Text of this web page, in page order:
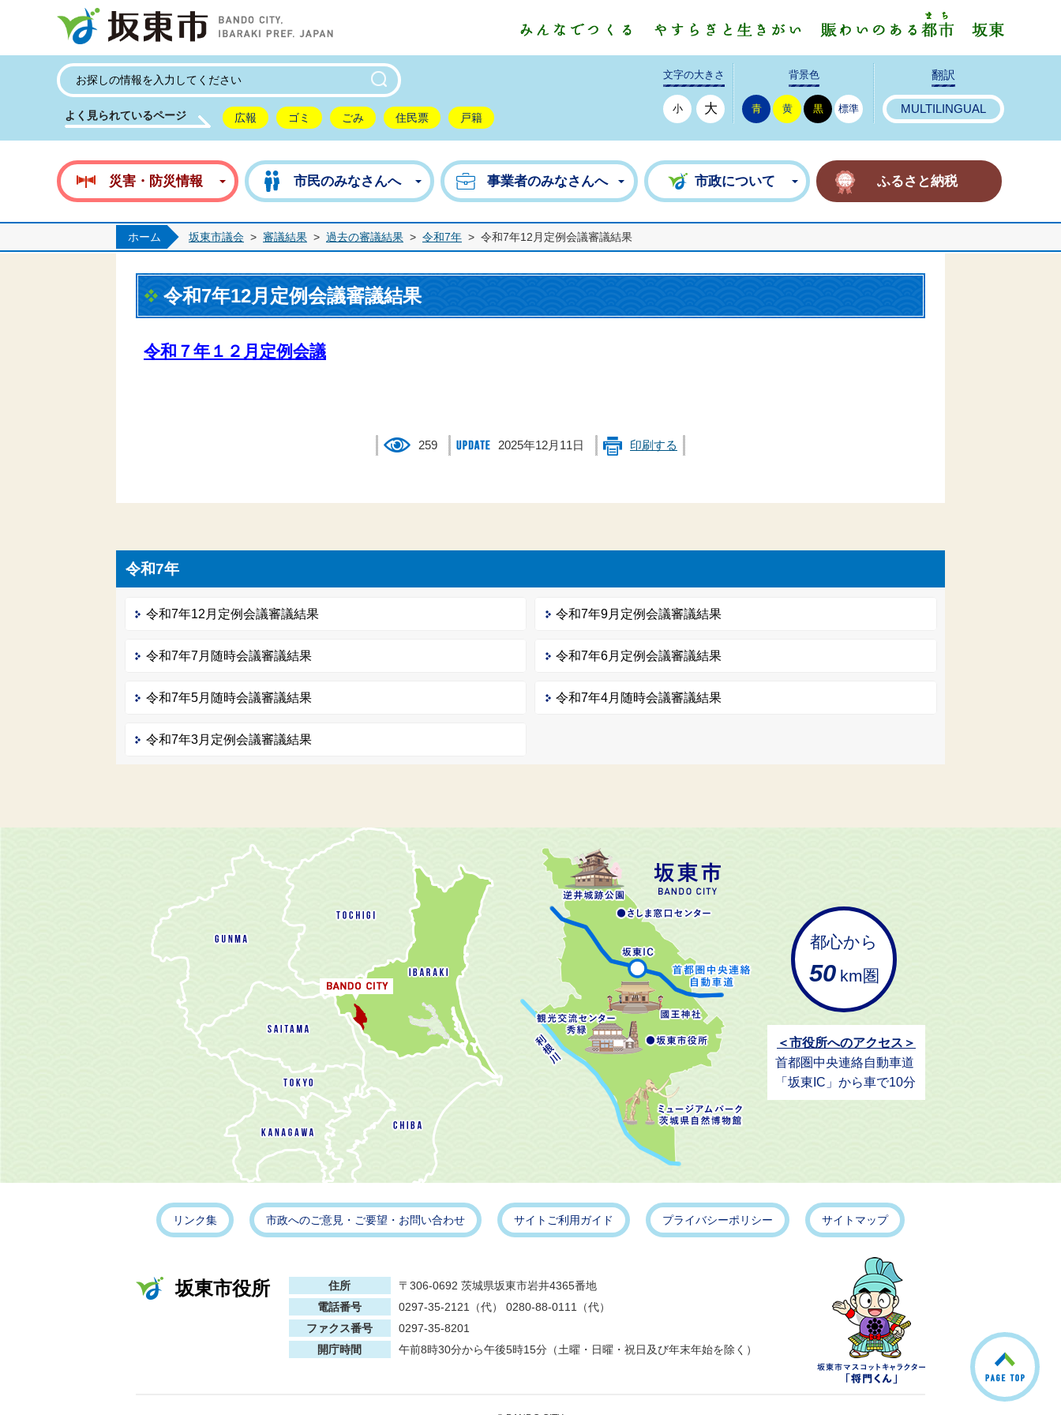
よく見られているページ 広報 ゴミ ごみ 住民票 戸籍
文字の大きさ
小 大
背景色
青 黄 黒 標準
翻訳
MULTILINGUAL
災害・防災情報 市民のみなさんへ 事業者のみなさんへ 市政について ふるさと納税
ホーム 坂東市議会 > 審議結果 > 過去の審議結果 > 令和7年 > 令和7年12月定例会議審議結果
令和7年12月定例会議審議結果
令和７年１２月定例会議
259 2025年12月11日 印刷する
令和7年
令和7年12月定例会議審議結果 令和7年9月定例会議審議結果
令和7年7月随時会議審議結果 令和7年6月定例会議審議結果
令和7年5月随時会議審議結果 令和7年4月随時会議審議結果
令和7年3月定例会議審議結果
都心から
50 km圏
＜市役所へのアクセス＞
首都圏中央連絡自動車道
「坂東IC」から車で10分
リンク集 市政へのご意見・ご要望・お問い合わせ サイトご利用ガイド プライバシーポリシー サイトマップ
坂東市役所 住所
〒306-0692 茨城県坂東市岩井4365番地
電話番号
0297-35-2121（代） 0280-88-0111（代）
ファクス番号
0297-35-8201
開庁時間
午前8時30分から午後5時15分（土曜・日曜・祝日及び年末年始を除く）